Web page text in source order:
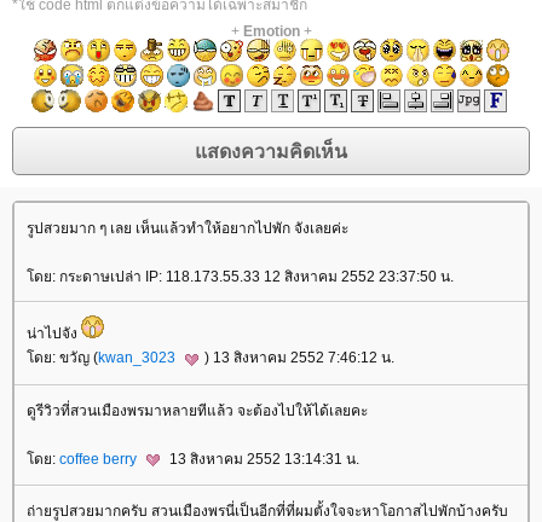
*ใช้ code html ตกแต่งข้อความได้เฉพาะสมาชิก
+ Emotion+
รูปสวยมาก ๆ เลย เห็นแล้วทำให้อยากไปพัก จังเลยค่ะ
ดย: กระดาษเปล่า IP: 118.173.55.33 12 สิงหาคม 2552 23:37:50 น.
น่าไปจัง
ดย: ขวัญ (kwan_3023 ) 13 สิงหาคม 2552 7:46:12 น.
ดูรีวิวที่สวนเมืองพรมาหลายทีแล้ว จะต้องไปให้ได้เลยคะ
ดย: coffee berry 13 สิงหาคม 2552 13:14:31 น.
ถ่ายรูปสวยมากครับ สวนเมืองพรนี่เป็นอีกที่ที่ผมตั้งใจจะหาโอกาสไปพักบ้างครับ